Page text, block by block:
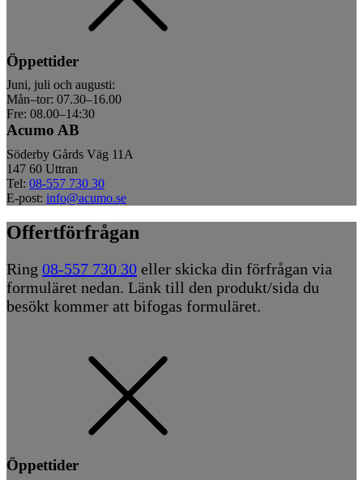
Öppettider
Juni, juli och augusti:
Mån–tor: 07.30–16.00
Fre: 08.00–14:30
Acumo AB
Söderby Gårds Väg 11A
147 60 Uttran
Tel: 08-557 730 30
E-post: info@acumo.se
Offertförfrågan
Ring 08-557 730 30 eller skicka din förfrågan via
formuläret nedan. Länk till den produkt/sida du
besökt kommer att bifogas formuläret.
Öppettider